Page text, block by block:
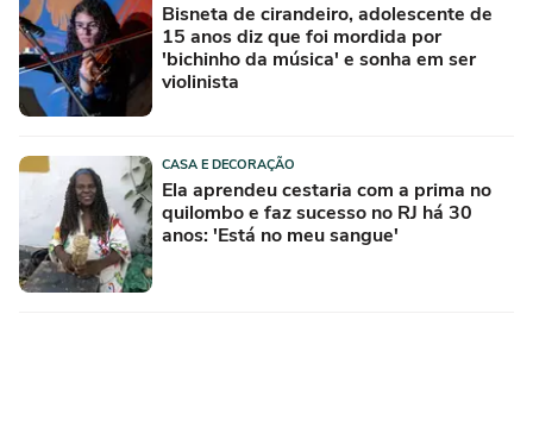
Bisneta de cirandeiro, adolescente de
15 anos diz que foi mordida por
'bichinho da música' e sonha em ser
violinista
CASA E DECORAÇÃO
Ela aprendeu cestaria com a prima no
quilombo e faz sucesso no RJ há 30
anos: 'Está no meu sangue'